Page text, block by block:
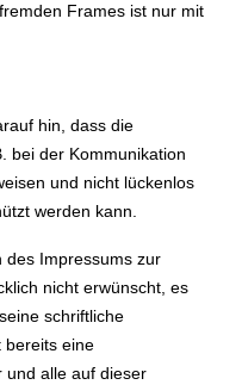
Frames ist nur mit
hin, dass die
bei der Kommunikation
und nicht lückenlos
werden kann.
des Impressums zur
nicht erwünscht, es
schriftliche
bereits eine
und alle auf dieser